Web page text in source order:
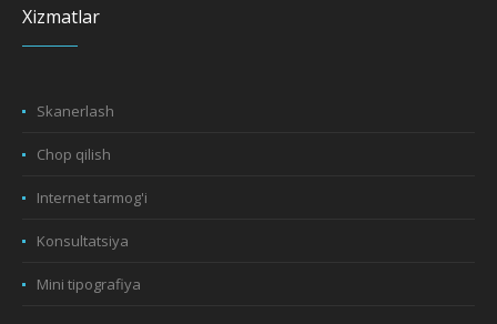
Xizmatlar
Skanerlash
Chop qilish
Internet tarmog'i
Konsultatsiya
Mini tipografiya